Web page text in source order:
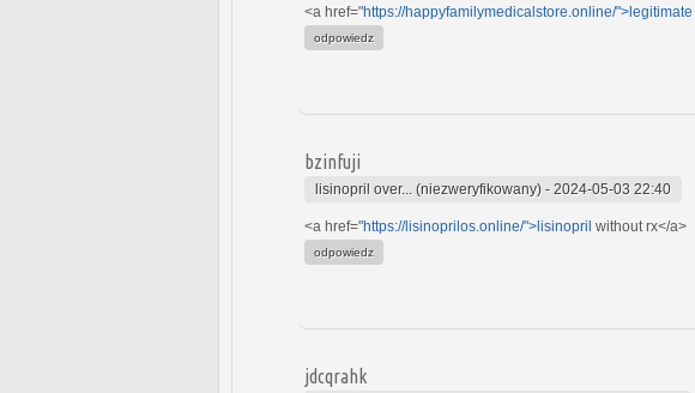
<a href="https://happyfamilymedicalstore.online/">legitimate
odpowiedz
bzinfuji
lisinopril over... (niezweryfikowany) - 2024-05-03 22:40
<a href="https://lisinoprilos.online/">lisinopril without rx</a>
odpowiedz
jdcqrahk